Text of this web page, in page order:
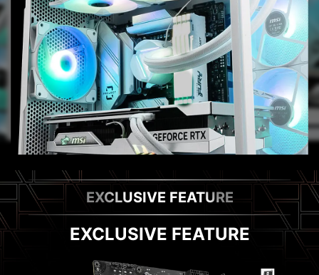
EXCLUSIVE FEATURE
EXCLUSIVE FEATURE